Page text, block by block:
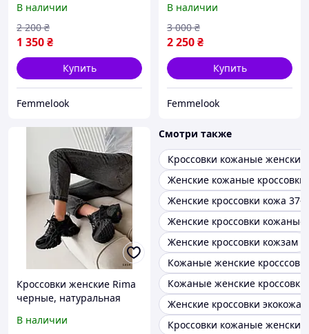
В наличии
1 350₴
2 200 ₴
Купить
Femmelook
В наличии
2 250₴
3 000 ₴
Купить
Femmelook
Кроссовки женские Rima
черные, натуральная
В наличии
Смотри также
Кроссовки кожаные женские
Женские кожаные
Женские кроссовки кожа 37-
Женские кроссовки кожаные
Женские кроссовки кожзам
Кожаные женские
Кожаные женские
Женские кроссовки экокожа
Кроссовки кожаные